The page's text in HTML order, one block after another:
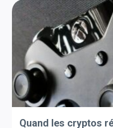
Quand les cryptos